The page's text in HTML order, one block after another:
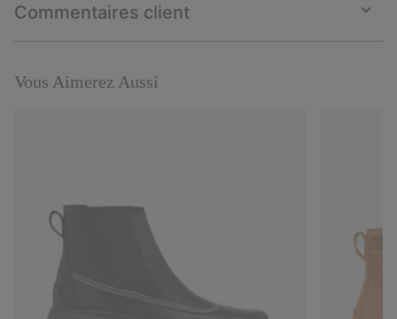
Commentaires client
or
Vous Aimerez Aussi